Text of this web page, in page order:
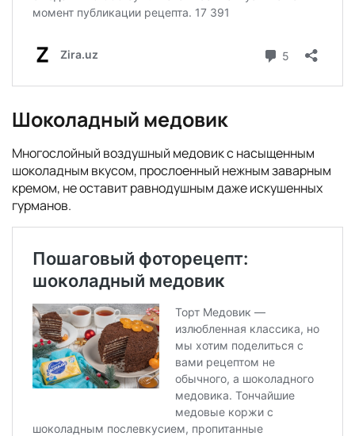
Шоколадный медовик
Многослойный воздушный медовик с насыщенным
шоколадным вкусом, прослоенный нежным заварным
кремом, не оставит равнодушным даже искушенных
гурманов.